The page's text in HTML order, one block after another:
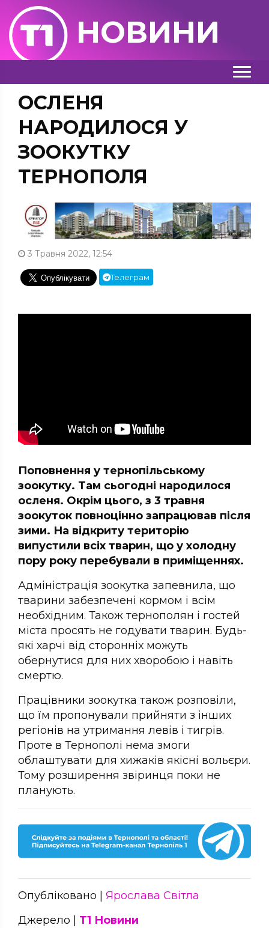
НОВИНИ
ОСЛЕНЯ
НАРОДИЛОСЯ У
ЗООКУТКУ
ТЕРНОПОЛЯ
3 Травня 2022, 12:54
Телеграм
Поповнення у тернопільському
зоокутку. Там сьогодні народилося
осленя. Окрім цього, з 3 травня
зоокуток повноцінно запрацював після
зими. На відкриту територію
випустили всіх тварин, що у холодну
пору року перебували в приміщеннях.
Адміністрація зоокутка запевнила, що
тварини забезпечені кормом і всім
необхідним. Також тернополян і гостей
міста просять не годувати тварин. Будь-
які харчі від сторонніх можуть
обернутися для них хворобою і навіть
смертю.
Працівники зоокутка також розповіли,
що їм пропонували прийняти з інших
регіонів на утримання левів і тигрів.
Проте в Тернополі нема змоги
облаштувати для хижаків якісні вольєри.
Тому розширення звіринця поки не
планують.
Опубліковано | Ярослава Світла
Джерело | Т1 Новини